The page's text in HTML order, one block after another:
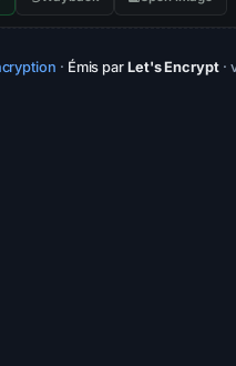
· Émis par Let's Encrypt ·